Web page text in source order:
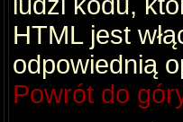
HTML jest
odpowiednią
Powrót do